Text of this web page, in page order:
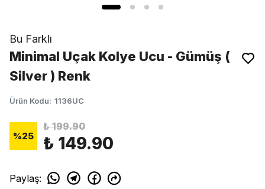
Bu Farklı
Minimal Uçak Kolye Ucu - Gümüş (
Silver ) Renk
Ürün Kodu: 1136UC
%25
₺ 199.90
₺ 149.90
Paylaş: